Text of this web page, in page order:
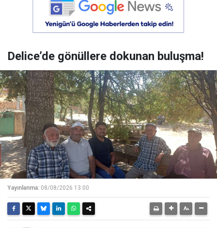
Delice’de gönüllere dokunan buluşma!
Yayınlanma: 08/08/2026 13:00